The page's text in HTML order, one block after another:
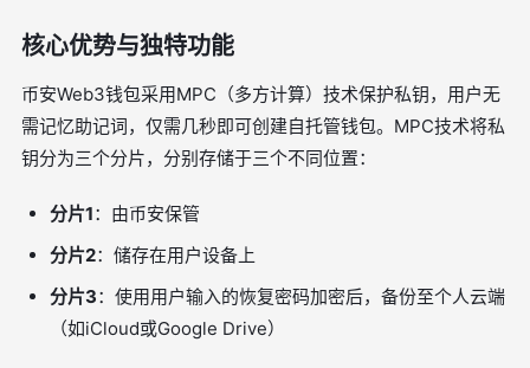
核心优势与独特功能
币安Web3钱包采用MPC（多方计算）技术保护私钥，用户无
需记忆助记词，仅需几秒即可创建自托管钱包。MPC技术将私
钥分为三个分片，分别存储于三个不同位置：
分片1：由币安保管
分片2：储存在用户设备上
分片3：使用用户输入的恢复密码加密后，备份至个人云端
（如iCloud或Google Drive）